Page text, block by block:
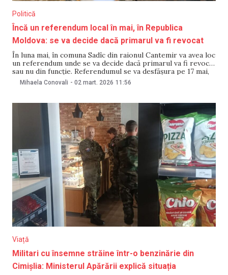
Politică
Încă un referendum local în mai, în Republica
Moldova: se va decide dacă primarul va fi revocat
În luna mai, în comuna Sadîc din raionul Cantemir va avea loc
un referendum unde se va decide dacă primarul va fi revocat
sau nu din funcție. Referendumul se va desfășura pe 17 mai,
atunci când Republica Moldova vor avea loc alegerile locale
Mihaela Conovali - 02 mart. 2026 11:56
Viață
Militari cu însemne străine într-o benzinărie din
Cimișlia: Ministerul Apărării explică situația